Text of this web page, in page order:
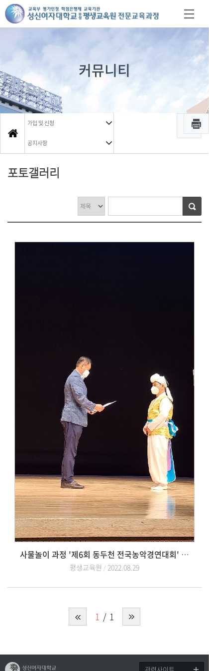
커뮤니티
가입 및 신청
공지사항
포토갤러리
사물놀이 과정 '제6회 동두천 전국농악경연대회' 최우수상 수상
평생교육원 2022.08.29
1 1
관련사이트